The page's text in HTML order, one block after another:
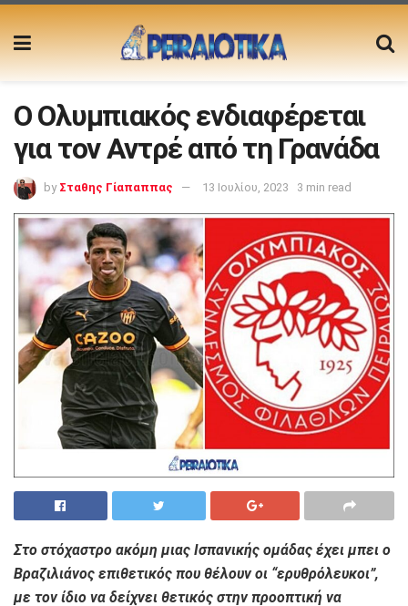
O Ολυμπιακός ενδιαφέρεται
για τον Αντρέ από τη Γρανάδα
by Σταθης Γίαπαππας 13 Ιουλίου, 2023 3 min read
Στο στόχαστρο ακόμη μιας Ισπανικής ομάδας έχει μπει ο
Βραζιλιάνος επιθετικός που θέλουν οι “ερυθρόλευκοι”,
με τον ίδιο να δείχνει θετικός στην προοπτική να